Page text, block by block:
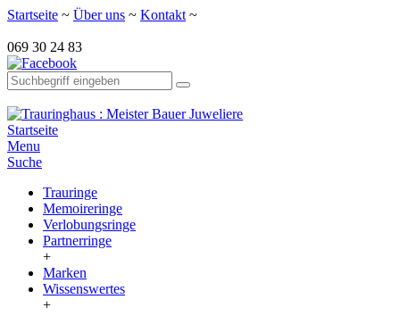
Startseite ~ Über uns ~ Kontakt ~
069 30 24 83
Startseite
Menu
Suche
Trauringe
Memoireringe
Verlobungsringe
Partnerringe
+
Marken
Wissenswertes
+